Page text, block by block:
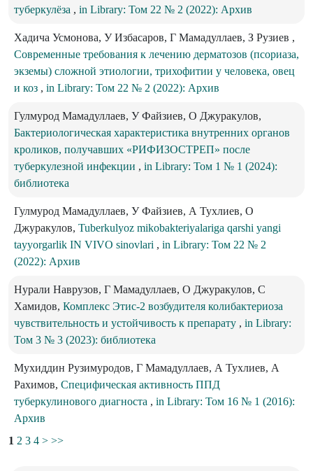
туберкулёза , in Library: Том 22 № 2 (2022): Архив
Хадича Усмонова, У Избасаров, Г Мамадуллаев, З Рузиев ,
Современные требования к лечению дерматозов (псориаза,
экземы) сложной этиологии, трихофитии у человека, овец
и коз , in Library: Том 22 № 2 (2022): Архив
Гулмурод Мамадуллаев, У Файзиев, О Джуракулов,
Бактериологическая характеристика внутренних органов
кроликов, получавших «РИФИЗОСТРЕП» после
туберкулезной инфекции , in Library: Том 1 № 1 (2024):
библиотека
Гулмурод Мамадуллаев, У Файзиев, А Тухлиев, О
Джуракулов, Tuberkulyoz mikobakteriyalariga qarshi yangi
tayyorgarlik IN VIVO sinovlari , in Library: Том 22 № 2
(2022): Архив
Нурали Наврузов, Г Мамадуллаев, О Джуракулов, С
Хамидов, Комплекс Этис-2 возбудителя колибактериоза
чувствительность и устойчивость к препарату , in Library:
Том 3 № 3 (2023): библиотека
Мухиддин Рузимуродов, Г Мамадуллаев, А Тухлиев, А
Рахимов, Специфическая активность ППД
туберкулинового диагноста , in Library: Том 16 № 1 (2016):
Архив
1 2 3 4 > >>